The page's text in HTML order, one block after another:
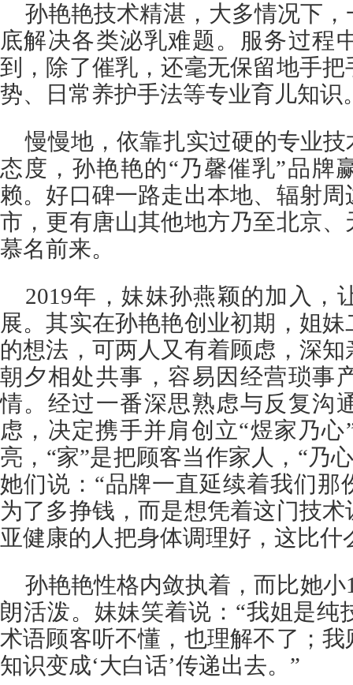
孙艳艳技术精湛，大多情况下
底解决各类泌乳难题。服务过程
到，除了催乳，还毫无保留地手
势、日常养护手法等专业育儿知识
慢慢地，依靠扎实过硬的专业
态度，孙艳艳的“乃馨催乳”品牌
赖。好口碑一路走出本地、辐射
市，更有唐山其他地方乃至北京
慕名前来。
2019年，妹妹孙燕颖的加入，
展。其实在孙艳艳创业初期，姐
的想法，可两人又有着顾虑，深
朝夕相处共事，容易因经营琐事
情。经过一番深思熟虑与反复沟
虑，决定携手并肩创立“煜家乃心
亮，“家”是把顾客当作家人，“乃
她们说：“品牌一直延续着我们
为了多挣钱，而是想凭着这门技
亚健康的人把身体调理好，这比什
孙艳艳性格内敛执着，而比她
朗活泼。妹妹笑着说：“我姐是纯
术语顾客听不懂，也理解不了；
知识变成‘大白话’传递出去。”